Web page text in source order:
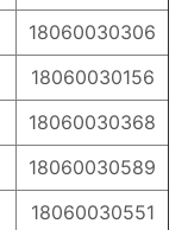
18060030306
18060030156
18060030368
18060030589
18060030551